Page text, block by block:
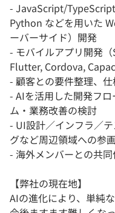
- JavaScript/
Python などを用いた
ーバーサイド）開発
- モバイルアプリ開発
Flutter, Cordova,
- 顧客との要件整理、
- AIを活用した開発フ
ム・業務改善の検討
- UI設計／インフラ／
グなど周辺領域への参画
- 海外メンバーとの共同
【弊社の現在地】
AIの進化により、単純